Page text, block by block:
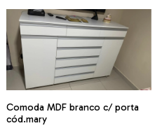
Comoda MDF branco c/ porta
cód.mary